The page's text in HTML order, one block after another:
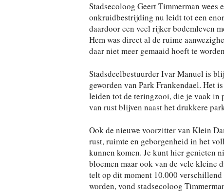
Stadsecoloog Geert Timmerman
onkruidbestrijding nu leidt tot een
daardoor een veel rijker bodemleven
Hem was direct al de ruime
daar niet meer gemaaid hoeft te
Stadsdeelbestuurder Ivar Manuel is
geworden van Park Frankendael. Het
leiden tot de teringzooi, die je vaak in
van rust blijven naast het drukkere
Ook de nieuwe voorzitter van Klein
rust, ruimte en geborgenheid in het
kunnen komen. Je kunt hier genieten
bloemen maar ook van de vele kleine
telt op dit moment 10.000
worden, vond stadsecoloog